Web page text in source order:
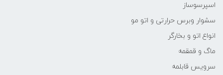
اسپرسوساز
سشوار وبرس حرارتی و اتو مو
انواع اتو و بخارگر
ماگ و قمقمه
سرویس قابلمه